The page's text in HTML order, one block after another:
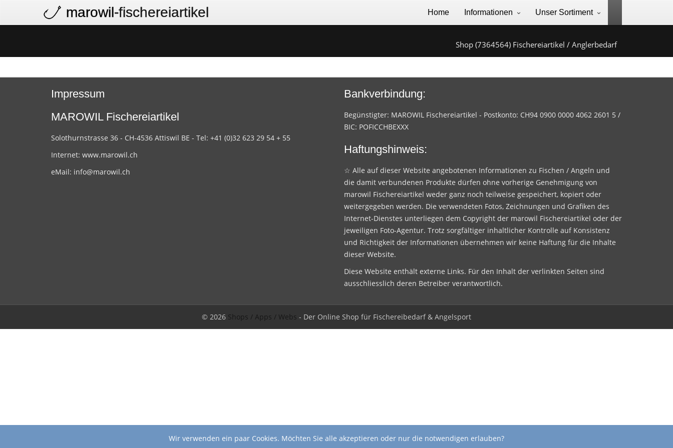
marowil-fischereiartikel Home Informationen Unser Sortiment
Shop (7364564) Fischereiartikel / Anglerbedarf
Impressum
MAROWIL Fischereiartikel
Solothurnstrasse 36 - CH-4536 Attiswil BE - Tel: +41 (0)32 623 29 54 + 55
Internet: www.marowil.ch
eMail: info@marowil.ch
Bankverbindung:
Begünstigter: MAROWIL Fischereiartikel - Postkonto: CH94 0900 0000 4062 2601 5 /
BIC: POFICCHBEXXX
Haftungshinweis:
☆ Alle auf dieser Website angebotenen Informationen zu Fischen / Angeln und
die damit verbundenen Produkte dürfen ohne vorherige Genehmigung von
marowil Fischereiartikel weder ganz noch teilweise gespeichert, kopiert oder
weitergegeben werden. Die verwendeten Fotos, Zeichnungen und Grafiken des
Internet-Dienstes unterliegen dem Copyright der marowil Fischereiartikel oder der
jeweiligen Foto-Agentur. Trotz sorgfältiger inhaltlicher Kontrolle auf Konsistenz
und Richtigkeit der Informationen übernehmen wir keine Haftung für die Inhalte
dieser Website.
Diese Website enthält externe Links. Für den Inhalt der verlinkten Seiten sind
ausschliesslich deren Betreiber verantwortlich.
© 2026 Shops / Apps / Webs - Der Online Shop für Fischereibedarf & Angelsport
Wir verwenden ein paar Cookies. Möchten Sie alle akzeptieren oder nur die notwendigen erlauben?